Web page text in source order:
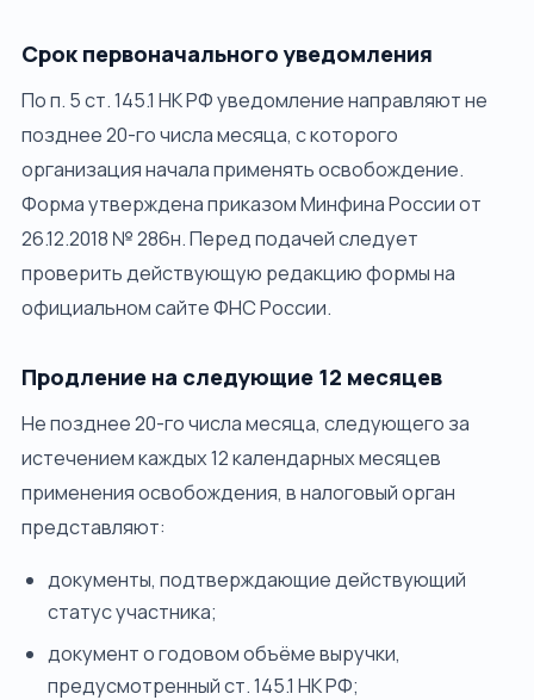
Срок первоначального уведомления
По п. 5 ст. 145.1 НК РФ уведомление направляют не
позднее 20-го числа месяца, с которого
организация начала применять освобождение.
Форма утверждена приказом Минфина России от
26.12.2018 № 286н. Перед подачей следует
проверить действующую редакцию формы на
официальном сайте ФНС России.
Продление на следующие 12 месяцев
Не позднее 20-го числа месяца, следующего за
истечением каждых 12 календарных месяцев
применения освобождения, в налоговый орган
представляют:
документы, подтверждающие действующий
статус участника;
документ о годовом объёме выручки,
предусмотренный ст. 145.1 НК РФ;